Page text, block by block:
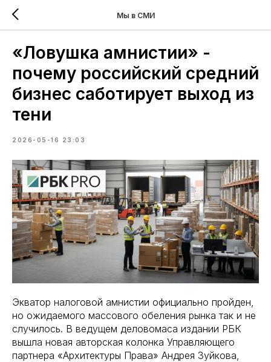
Мы в СМИ
«Ловушка амнистии» -
почему российский средний
бизнес саботирует выход из
тени
2026-05-16 23:03
Экватор налоговой амнистии официально пройден,
но ожидаемого массового обеления рынка так и не
случилось. В ведущем деловомaca издании РБК
вышла новая авторская колонка Управляющего
партнера «Архитектуры Права» Андрея Зуйкова,